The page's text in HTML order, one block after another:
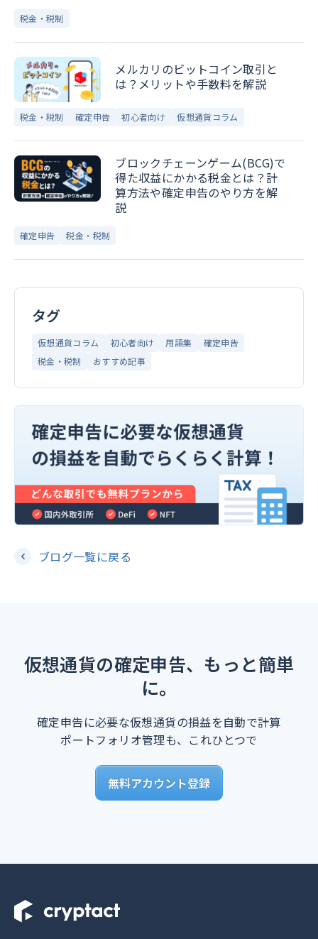
税金・税制
メルカリのビットコイン取引と
は？メリットや手数料を解説
税金・税制 確定申告 初心者向け 仮想通貨コラム
ブロックチェーンゲーム(BCG)で
得た収益にかかる税金とは？計
算方法や確定申告のやり方を解
説
確定申告 税金・税制
タグ
仮想通貨コラム 初心者向け 用語集
確定申告
税金・税制
おすすめ記事
ブログ一覧に戻る
仮想通貨の確定申告、もっと簡単
に。
確定申告に必要な仮想通貨の損益を自動で計算
ポートフォリオ管理も、これひとつで
無料アカウント登録